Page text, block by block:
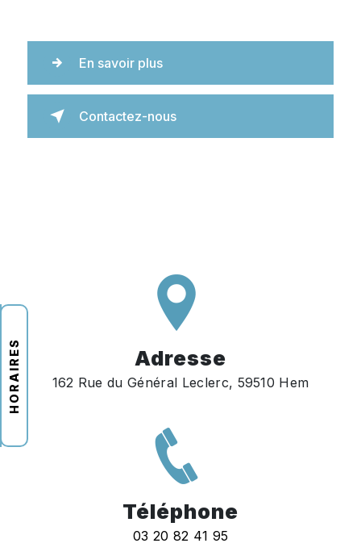
HORAIRES
En savoir plus
Contactez-nous
Adresse
162 Rue du Général Leclerc, 59510 Hem
Téléphone
03 20 82 41 95